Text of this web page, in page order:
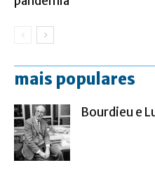
mais populares
Bourdieu e